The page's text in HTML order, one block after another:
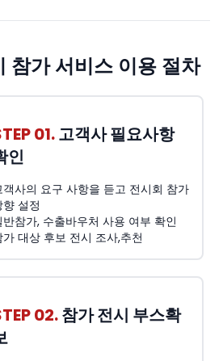
참가 서비스 이용 절차
01.고객사 필요사항
인
객사의 요구 사항을 듣고 전시회 참가
향 설정
반참가, 수출바우처 사용 여부 확인
가 대상 후보 전시 조사,추천
02.참가 전시 부스확